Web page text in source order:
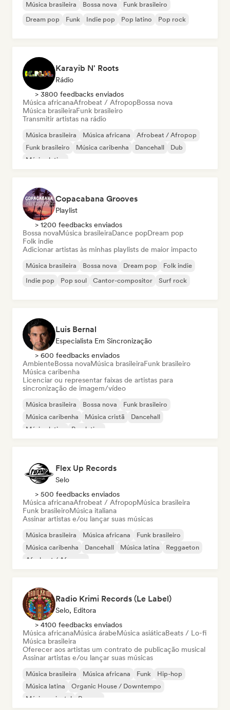
Música brasileira Bossa nova
Funk brasileiro
Dream pop
Funk Indie pop Pop latino Pop rock
Karayib N' Roots
Rádio
> 3800 feedbacks enviados
Música africanaAfrobeat / AfropopBossa nova
Música brasileiraFunk brasileiro
Transmitir artistas na rádio
Música brasileira Música africana
Afrobeat / Afropop
Funk brasileiro
Música caribenha Dancehall
Dub
Música latina
Copacabana Grooves
Playlist
> 1200 feedbacks enviados
Bossa novaMúsica brasileiraDance popDream pop
Folk indie
Adicionar artistas às minhas playlists de maior impacto
Música brasileira Bossa nova Dream pop
Folk indie
Indie pop
Pop soul Cantor-compositor Surf rock
Luis Bernal
Especialista Em Sincronização
> 600 feedbacks enviados
AmbienteBossa novaMúsica brasileiraFunk brasileiro
Música caribenha
Licenciar ou representar faixas de artistas para
sincronização de imagem/vídeo
Música brasileira Bossa nova
Funk brasileiro
Música caribenha
Música cristã
Dancehall
Música latina
Pop latino
Flex Up Records
Selo
> 500 feedbacks enviados
Música africanaAfrobeat / AfropopMúsica brasileira
Funk brasileiroMúsica italiana
Assinar artistas e/ou lançar suas músicas
Música brasileira Música africana
Funk brasileiro
Música caribenha
Dancehall Música latina
Reggaeton
Afrobeat / Afropop
Radio Krimi Records (Le Label)
Selo, Editora
> 4100 feedbacks enviados
Música africanaMúsica árabeMúsica asiáticaBeats / Lo-fi
Música brasileira
Oferecer aos artistas um contrato de publicação musical
Assinar artistas e/ou lançar suas músicas
Música brasileira Música africana Funk
Hip-hop
Música latina
Organic House / Downtempo
Música oriental
Reggae